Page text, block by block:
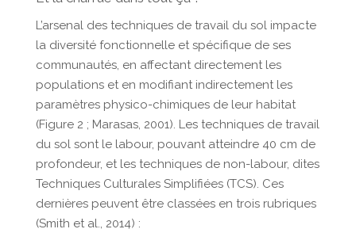
L’arsenal des techniques de travail du sol impacte
la diversité fonctionnelle et spécifique de ses
communautés, en affectant directement les
populations et en modifiant indirectement les
paramètres physico-chimiques de leur habitat
(Figure 2 ; Marasas, 2001). Les techniques de travail
du sol sont le labour, pouvant atteindre 40 cm de
profondeur, et les techniques de non-labour, dites
Techniques Culturales Simplifiées (TCS). Ces
dernières peuvent être classées en trois rubriques
(Smith et al., 2014) :